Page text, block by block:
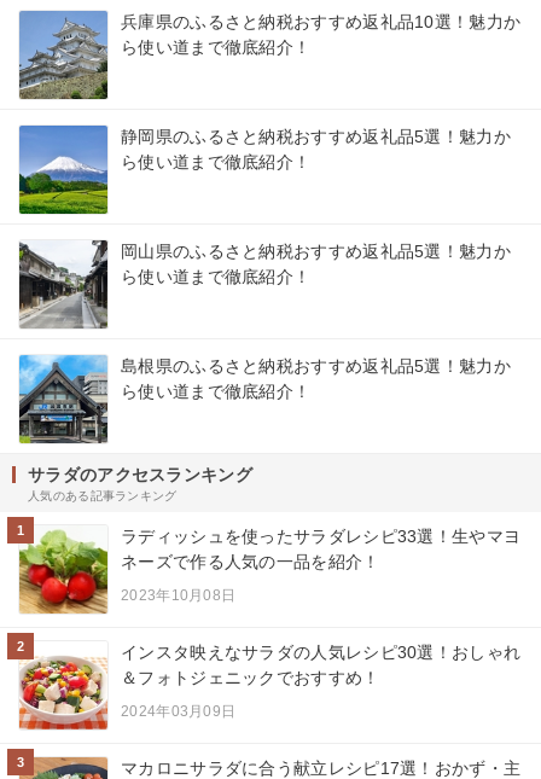
兵庫県のふるさと納税おすすめ返礼品10選！魅力か
ら使い道まで徹底紹介！
静岡県のふるさと納税おすすめ返礼品5選！魅力か
ら使い道まで徹底紹介！
岡山県のふるさと納税おすすめ返礼品5選！魅力か
ら使い道まで徹底紹介！
島根県のふるさと納税おすすめ返礼品5選！魅力か
ら使い道まで徹底紹介！
サラダのアクセスランキング
人気のある記事ランキング
1
ラディッシュを使ったサラダレシピ33選！生やマヨ
ネーズで作る人気の一品を紹介！
2023年10月08日
2
インスタ映えなサラダの人気レシピ30選！おしゃれ
＆フォトジェニックでおすすめ！
2024年03月09日
3
マカロニサラダに合う献立レシピ17選！おかず・主